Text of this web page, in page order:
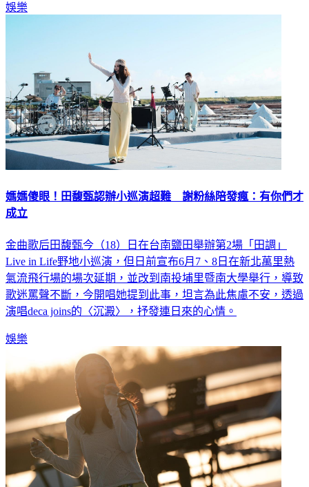
娛樂
媽媽傻眼！田馥甄認辦小巡演超難 謝粉絲陪發瘋：有你們才
成立
金曲歌后田馥甄今（18）日在台南鹽田舉辦第2場「田調」
Live in Life野地小巡演，但日前宣布6月7、8日在新北萬里熱
氣流飛行場的場次延期，並改到南投埔里暨南大學舉行，導致
歌迷罵聲不斷，今開唱她提到此事，坦言為此焦慮不安，透過
演唱deca joins的〈沉澱〉，抒發連日來的心情。
娛樂